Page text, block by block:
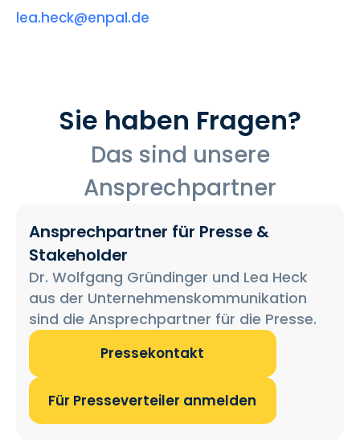
lea.heck@enpal.de
Sie haben Fragen?
Das sind unsere
Ansprechpartner
Ansprechpartner für Presse &
Stakeholder
Dr. Wolfgang Gründinger und Lea Heck
aus der Unternehmenskommunikation
sind die Ansprechpartner für die Presse.
Pressekontakt
Für Presseverteiler anmelden